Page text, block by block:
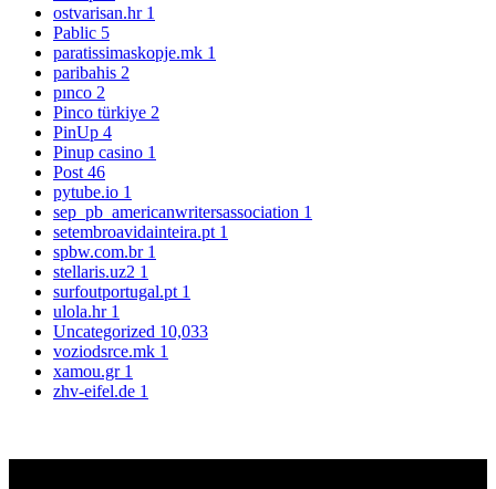
ostvarisan.hr 1
Pablic 5
paratissimaskopje.mk 1
paribahis 2
pınco 2
Pinco türkiye 2
PinUp 4
Pinup casino 1
Post 46
pytube.io 1
sep_pb_americanwritersassociation 1
setembroavidainteira.pt 1
spbw.com.br 1
stellaris.uz2 1
surfoutportugal.pt 1
ulola.hr 1
Uncategorized 10,033
voziodsrce.mk 1
xamou.gr 1
zhv-eifel.de 1